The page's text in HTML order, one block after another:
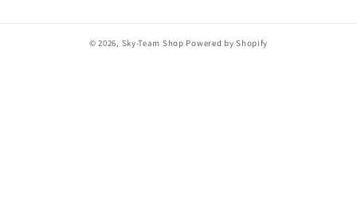
© 2026, Sky-Team Shop Powered by Shopify